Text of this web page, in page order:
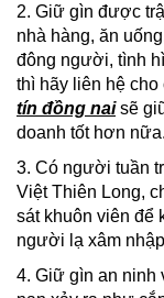
2. Giữ gìn được
nhà hàng, ăn
đông người, tình
thì hãy liên hệ cho
tín đồng naisẽ
doanh tốt hơn nữa.
3. Có người tuần
Việt Thiên Long,
sát khuôn viên để
người lạ xâm
4. Giữ gìn an ninh